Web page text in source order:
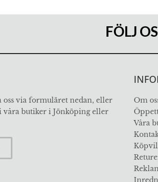
FÖLJ
via formuläret nedan, eller
våra butiker i Jönköping eller
Om
Våra